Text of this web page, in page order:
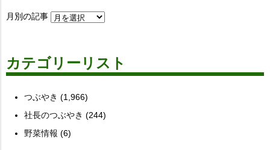
月別の記事
カテゴリーリスト
つぶやき (1,966)
社長のつぶやき (244)
野菜情報 (6)